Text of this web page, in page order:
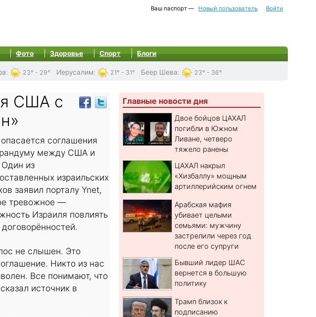
Ваш паспорт — Новый пользователь Войти
Фото Здоровье Спорт Блоги
: 23° - 29° Иерусалим: 21° - 31° Беер Шева: 23° - 36°
США с
соглашения
между США и
из
израильских
заявил порталу Ynet,
тревожное —
Израиля повлиять
договорённостей.
не слышен. Это
Никто из нас
Все понимают, что
источник в
Главные новости дня
Двое бойцов ЦАХАЛ
погибли в Южном
Ливане, четверо
тяжело ранены
ЦАХАЛ накрыл
«Хизбаллу» мощным
артиллерийским огнем
Арабская мафия
убивает целыми
семьями: мужчину
застрелили через год
после его супруги
Бывший лидер ШАС
вернется в большую
политику
Трамп близок к
подписанию